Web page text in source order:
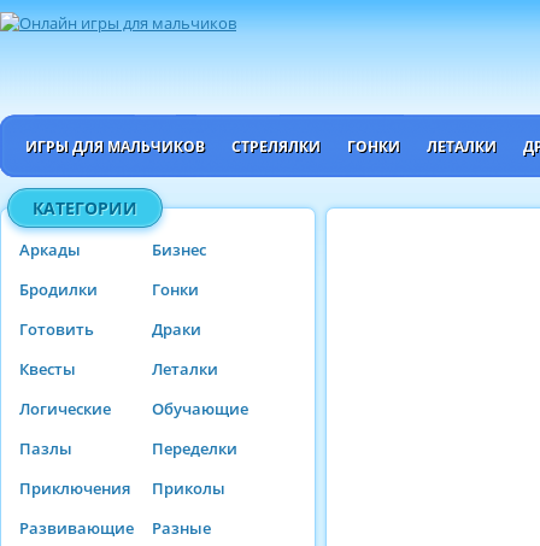
ИГРЫ ДЛЯ МАЛЬЧИКОВ СТРЕЛЯЛКИ ГОНКИ ЛЕТАЛКИ
КАТЕГОРИИ
Аркады
Бизнес
Бродилки
Гонки
Готовить
Драки
Квесты
Леталки
Логические
Обучающие
Пазлы
Переделки
Приключения
Приколы
Развивающие
Разные